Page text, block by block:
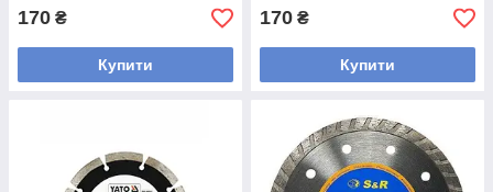
170 ₴
Купити
170 ₴
Купити